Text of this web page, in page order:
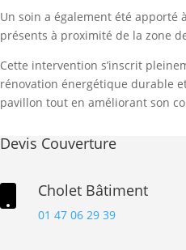
Un soin a également été apporté
présents à proximité de la zone
Cette intervention s’inscrit
rénovation énergétique durable
pavillon tout en améliorant son
Devis Couverture
Cholet Bâtiment
01 47 06 29 39